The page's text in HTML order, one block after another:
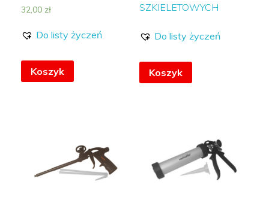
32,00 zł
Do listy życzeń
Koszyk
SZKIELETOWYCH
Do listy życzeń
Koszyk